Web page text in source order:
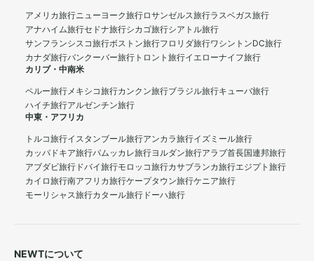
アメリカ旅行ニューヨーク旅行ロサンゼルス旅行ラスベガス旅行
アナハイム旅行セドナ旅行シカゴ旅行シアトル旅行
サンフランシスコ旅行ボストン旅行フロリダ旅行ワシントンDC旅行
カナダ旅行バンクーバー旅行 トロント旅行イエローナイフ旅行
カリブ・中南米
ペルー旅行メキシコ旅行カンクン旅行ブラジル旅行キューバ旅行
ハイチ旅行アルゼンチン旅行
中東・アフリカ
トルコ旅行イスタンブール旅行アンカラ旅行イズミール旅行
カッパドキア旅行パムッカレ旅行ヨルダン旅行アラブ首長国連邦旅行
アブダビ旅行 ドバイ旅行モロッコ旅行カサブランカ旅行エジプト旅行
カイロ旅行南アフリカ旅行ケープタウン旅行ケニア旅行
モーリシャス旅行カタール旅行 ドーハ旅行
NEWTについて